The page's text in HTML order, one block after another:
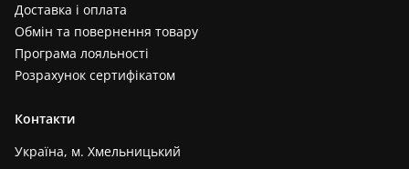
Доставка і оплата
Обмін та повернення товару
Програма лояльності
Розрахунок сертифікатом
Контакти
Україна, м. Хмельницький